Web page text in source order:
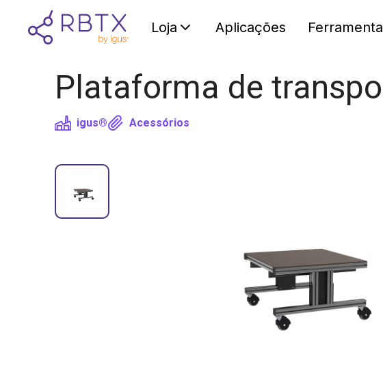
Loja Aplicações
Plataforma de
igus® Acessórios